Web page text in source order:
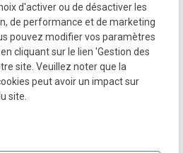
de votre entreprise
Dépôt de bilan
Mentions légales
de confidentialité
des cookies
d'activer ou de désactiver les
de performance et de marketing
pouvez modifier vos paramètres
cliquant sur le lien 'Gestion des
site. Veuillez noter que la
peut avoir un impact sur
site.